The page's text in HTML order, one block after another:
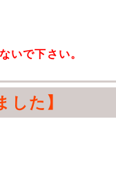
いで下さい。
した】